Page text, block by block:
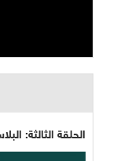
الحلقة الثالثة: